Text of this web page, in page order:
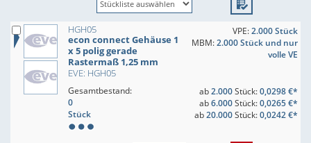
HGH05
econ connect Gehäuse 1
x 5 polig gerade
Rastermaß 1,25 mm
EVE: HGH05
VPE:2.000 Stück
MBM:2.000 Stück und nur
volle VE
Gesamtbestand:
0
Stück
ab2.000Stück:0,0298 €*
ab6.000Stück:0,0265 €*
ab20.000Stück:0,0242 €*